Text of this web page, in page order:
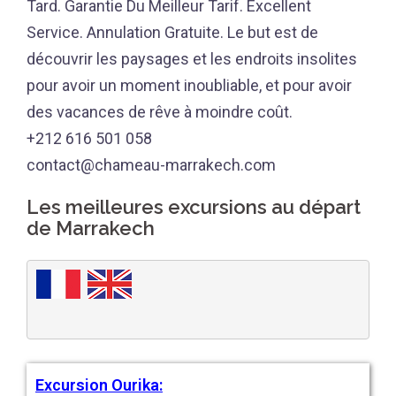
Tard. Garantie Du Meilleur Tarif. Excellent
Service. Annulation Gratuite. Le but est de
découvrir les paysages et les endroits insolites
pour avoir un moment inoubliable, et pour avoir
des vacances de rêve à moindre coût.
+212 616 501 058
contact@chameau-marrakech.com
Les meilleures excursions au départ
de Marrakech
Excursion Ourika: